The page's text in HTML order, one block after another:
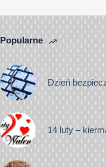
Popularne
Dzień
14 luty –